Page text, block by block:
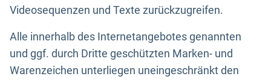
Videosequenzen und Texte zurückzugreifen.
Alle innerhalb des Internetangebotes genannten
und ggf. durch Dritte geschützten Marken- und
Warenzeichen unterliegen uneingeschränkt den